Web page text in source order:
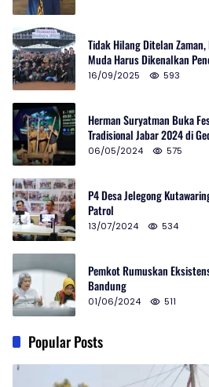
Tidak Hilang Ditelan
Muda Harus Dikenalkan
16/09/2025 593
Herman Suryatman Buka
Tradisional Jabar 2024 di
06/05/2024 575
P4 Desa Jelegong
Patrol
13/07/2024 534
Pemkot Rumuskan
Bandung
01/06/2024 511
Popular Posts